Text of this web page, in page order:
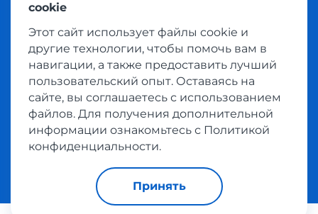
© 2026 Meest Shopping доставка покупок с интернет
магазинов мира в Казахстан. Все права защищены
Политика конфиденциальности
Публичная оферта
Условия пользования сервисом выкупа товаров
cookie
Этот сайт использует файлы cookie и
другие технологии, чтобы помочь вам в
навигации, а также предоставить лучший
пользовательский опыт. Оставаясь на
сайте, вы соглашаетесь с использованием
файлов. Для получения дополнительной
информации ознакомьтесь с Политикой
конфиденциальности.
Принять